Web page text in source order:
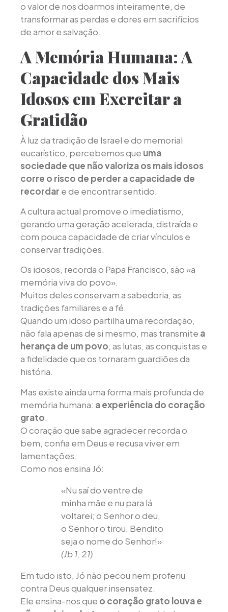
o valor de nos doarmos inteiramente, de
transformar as perdas e dores em sacrifícios
de amor e salvação.
A Memória Humana: A
Capacidade dos Mais
Idosos em Exercitar a
Gratidão
À luz da tradição de Israel e do memorial
eucarístico, percebemos que uma
sociedade que não valoriza os mais idosos
corre o risco de perder a capacidade de
recordar e de encontrar sentido.
A cultura actual promove o imediatismo,
gerando uma geração acelerada, distraída e
com pouca capacidade de criar vínculos e
conservar tradições.
Os idosos, recorda o Papa Francisco, são «a
memória viva do povo».
Muitos deles conservam a sabedoria, as
tradições familiares e a fé.
Quando um idoso partilha uma recordação,
não fala apenas de si mesmo, mas transmite a
herança de um povo, as lutas, as conquistas e
a fidelidade que os tornaram guardiões da
história.
Mas existe ainda uma forma mais profunda de
memória humana: a experiência do coração
grato.
O coração que sabe agradecer recorda o
bem, confia em Deus e recusa viver em
lamentações.
Como nos ensina Jó:
«Nu saí do ventre de
minha mãe e nu para lá
voltarei; o Senhor o deu,
o Senhor o tirou. Bendito
seja o nome do Senhor!»
(Jb 1, 21)
Em tudo isto, Jó não pecou nem proferiu
contra Deus qualquer insensatez.
Ele ensina-nos que o coração grato louva e